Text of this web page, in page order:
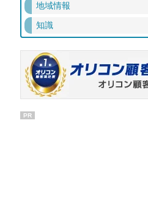
地域情報
知識
PR